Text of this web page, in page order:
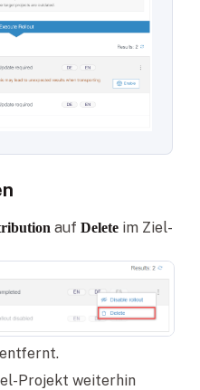
auf Delete im Ziel-
Projekt weiterhin